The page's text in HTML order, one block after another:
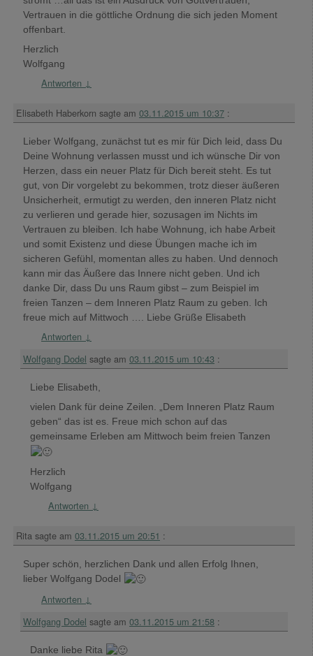
Vertrauen in die göttliche Ordnung die sich jeden Moment
offenbart.
Herzlich
Wolfgang
Antworten ↓
Elisabeth Haberkorn sagte am 03.11.2015 um 10:37 :
Lieber Wolfgang, zunächst tut es mir für Dich leid, dass Du
Deine Wohnung verlassen musst und ich wünsche Dir von
Herzen, dass ein neuer Platz für Dich bereit steht. Es tut
gut, von Dir vorgelebt zu bekommen, trotz dieser äußeren
Unsicherheit, ermutigt zu werden, den inneren Platz nicht
zu verlieren und gerade hier, sozusagen im Nichts im
Vertrauen zu bleiben. Ich habe Wohnung, ich habe Arbeit
und somit Existenz und diese Übungen mache ich im
sicheren Gefühl, momentan alles zu haben. Und dennoch
kann mir das Äußere das Innere nicht geben. Und ich
danke Dir, dass Du uns Raum gibst – zum Beispiel im
freien Tanzen – dem Inneren Platz Raum zu geben. Ich
freue mich auf Mittwoch …. Liebe Grüße Elisabeth
Antworten ↓
Wolfgang Dodel sagte am 03.11.2015 um 10:43 :
Liebe Elisabeth,
vielen Dank für deine Zeilen. „Dem Inneren Platz Raum
geben“ das ist es. Freue mich schon auf das
gemeinsame Erleben am Mittwoch beim freien Tanzen
Herzlich
Wolfgang
Antworten ↓
Rita sagte am 03.11.2015 um 20:51 :
Super schön, herzlichen Dank und allen Erfolg Ihnen,
lieber Wolfgang Dodel
Antworten ↓
Wolfgang Dodel sagte am 03.11.2015 um 21:58 :
Danke liebe Rita